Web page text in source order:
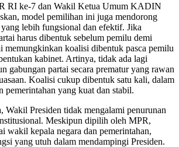
RI ke-7 dan Wakil Ketua Umum KADIN
model pemilihan ini juga mendorong
lebih fungsional dan efektif. Jika
harus dibentuk sebelum pemilu demi
memungkinkan koalisi dibentuk pasca pemilu
kabinet. Artinya, tidak ada lagi
gabungan partai secara prematur yang rawan
Koalisi cukup dibentuk satu kali, dalam
pemerintahan yang kuat dan stabil.
Wakil Presiden tidak mengalami penurunan
Meskipun dipilih oleh MPR,
wakil kepala negara dan pemerintahan,
yang utuh dalam mendampingi Presiden.